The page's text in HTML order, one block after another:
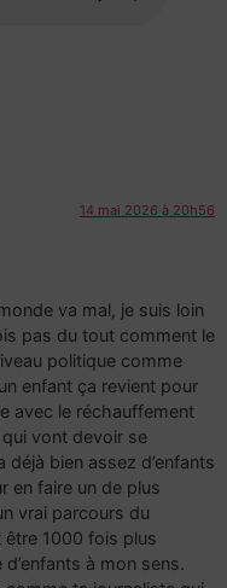
14 mai 2026 à 20h56
va mal, je suis loin
pas du tout comment le
politique comme
enfant ça revient pour
avec le réchauffement
vont devoir se
bien assez d’enfants
en faire un de plus
vrai parcours du
être 1000 fois plus
à mon sens.